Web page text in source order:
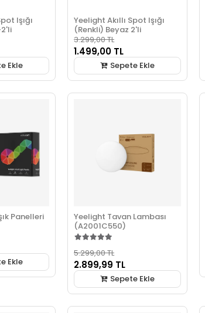
Işığı
Ekle
Yeelight Akıllı Spot Işığı
(Renkli) Beyaz 2'li
3.299,00 TL
1.499,00 TL
Sepete Ekle
Panelleri
Ekle
Yeelight Tavan Lambası
(A2001C550)
5.299,00 TL
2.899,99 TL
Sepete Ekle